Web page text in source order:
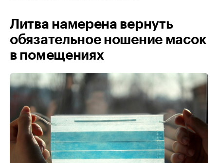
Литва намерена вернуть
обязательное ношение масок
в помещениях